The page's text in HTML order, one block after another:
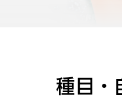
種目・